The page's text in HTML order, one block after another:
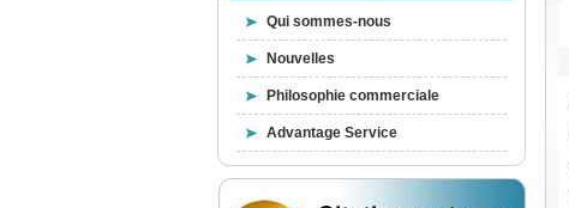
Qui sommes-nous
Nouvelles
Philosophie commerciale
Advantage Service